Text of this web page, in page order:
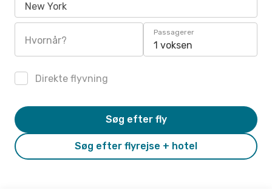
New York
Hvornår?
Passagerer
1 voksen
Direkte flyvning
Søg efter flyrejse + hotel
Søg efter fly